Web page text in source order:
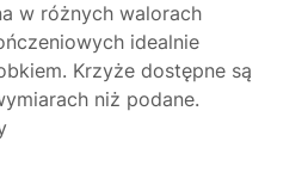
w różnych walorach
idealnie
Krzyże dostępne są
niż podane.